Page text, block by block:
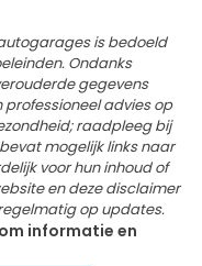
is bedoeld
Ondanks
gegevens
professioneel advies op
raadpleeg bij
mogelijk links naar
voor hun inhoud of
en deze disclaimer
op updates.
informatie en